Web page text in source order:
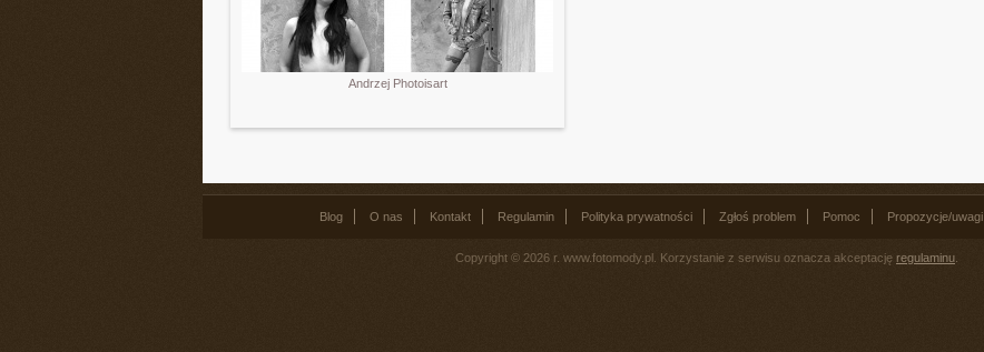
Andrzej Photoisart
Blog O nas Kontakt Regulamin Polityka prywatności Zgłoś problem Pomoc Propozycje/uwagi
Copyright © 2026 r. www.fotomody.pl. Korzystanie z serwisu oznacza akceptację regulaminu